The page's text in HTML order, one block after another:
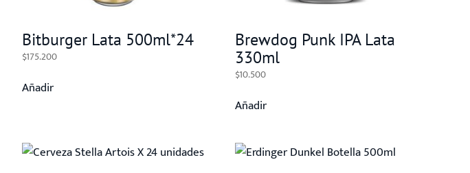
Bitburger Lata 500ml*24
$175.200
Añadir
Brewdog Punk IPA Lata
330ml
$10.500
Añadir